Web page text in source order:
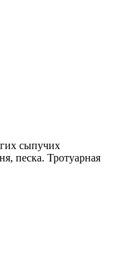
сыпучих
песка. Тротуарная